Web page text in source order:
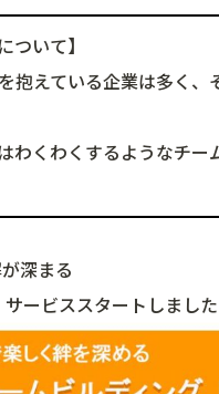
ついて】
抱えている企業は多く
わくわくするようなチ
深まる
ービススタートしました